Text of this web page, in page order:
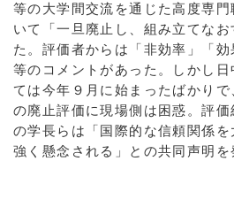
等の大学間交流を通じた高度専
いて「一旦廃止し、組み立てな
た。評価者からは「非効率」「効
等のコメントがあった。しかし
ては今年９月に始まったばかり
の廃止評価に現場側は困惑。評
の学長らは「国際的な信頼関係
強く懸念される」との共同声明を